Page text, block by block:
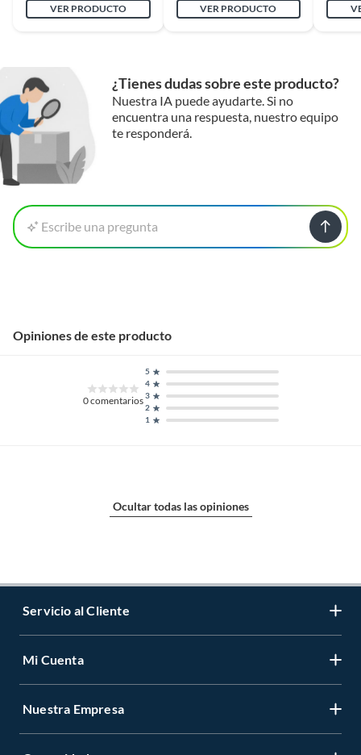
VER PRODUCTO VER PRODUCTO
¿Tienes dudas sobre este producto?
Nuestra IA puede ayudarte. Si no
encuentra una respuesta, nuestro equipo
te responderá.
Escribe una pregunta
Opiniones de este producto
0comentarios
1
2
3
4
5
Ocultar todas las opiniones
Servicio al Cliente
Contáctanos
Mi Cuenta
Registrate
Nuestra Empresa